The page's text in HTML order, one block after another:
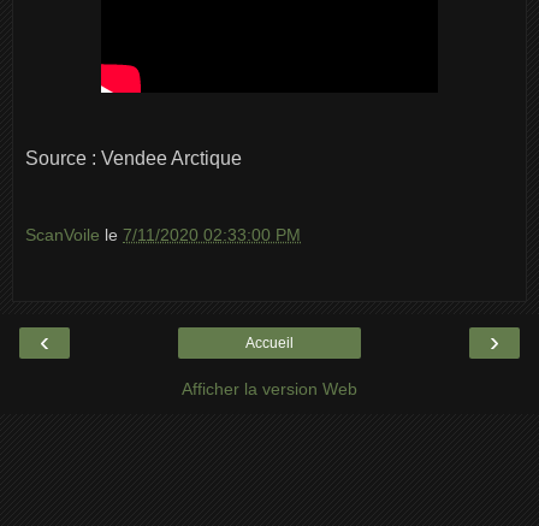
Source : Vendee Arctique
ScanVoile le 7/11/2020 02:33:00 PM
‹ ›
Accueil
Afficher la version Web